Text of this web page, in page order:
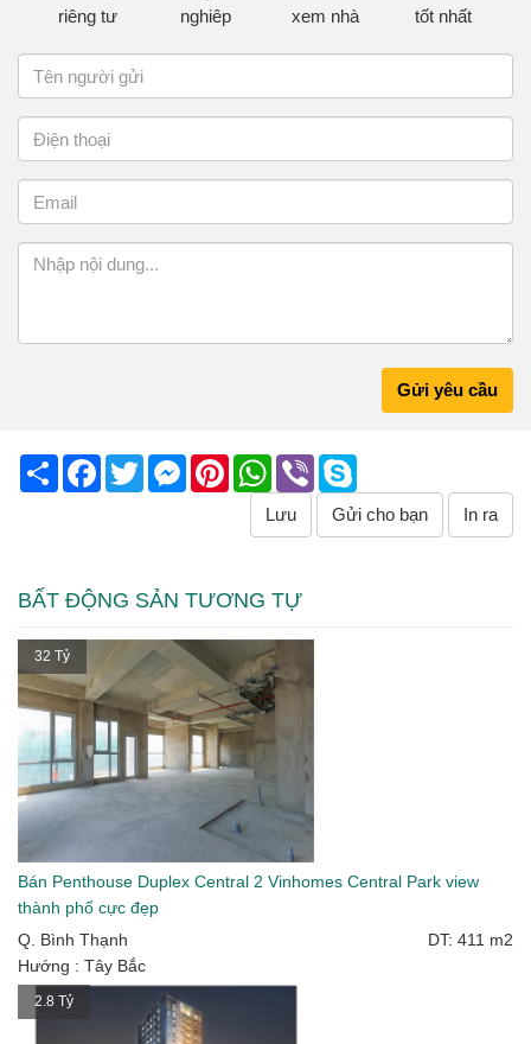
riêng tư
nghiêp
xem nhà
tốt nhất
Gửi yêu cầu
Share Facebook
TwitterMessenger
PinterestWhatsApp
Viber
Lưu Gửi cho bạn In ra
BẤT ĐỘNG SẢN TƯƠNG TỰ
32 Tỷ
Bán Penthouse Duplex Central 2 Vinhomes Central Park view
thành phố cực đẹp
Q. Bình Thạnh
DT: 411 m2
Hướng : Tây Bắc
2.8 Tỷ